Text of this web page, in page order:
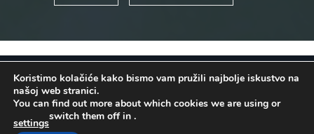
OSATINA GRUPA d.o.o. 2026
. Configured
byINFOS Osijek. Sva prava pridržana.
Koristimo kolačiće kako bismo vam pružili najbolje iskustvo na
našoj web stranici.
You can find out more about which cookies we are using or
switch them off in
settings
.